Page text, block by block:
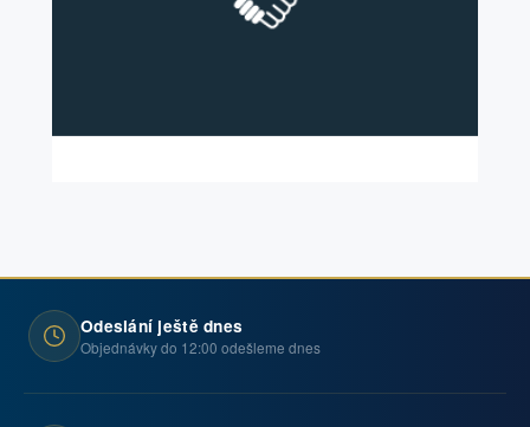
Odeslání ještě dnes
Objednávky do 12:00 odešleme dnes